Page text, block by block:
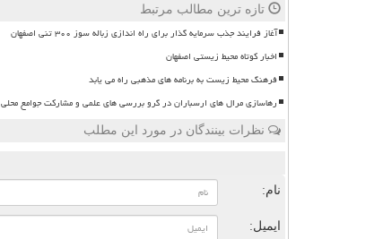
تازه ترین مطالب مرتبط
آغاز فرایند جذب سرمایه گذار برای راه اندازی زباله سوز ۳۰۰ تنی اصفهان
اخبار کوتاه محیط زیستی اصفهان
فرهنگ محیط زیست به برنامه های مذهبی راه می یابد
رهاسازی مرال های ارسباران در گرو بررسی های علمی و مشارکت جوامع محلی
نظرات بینندگان در مورد این مطلب
نام:
ایمیل: